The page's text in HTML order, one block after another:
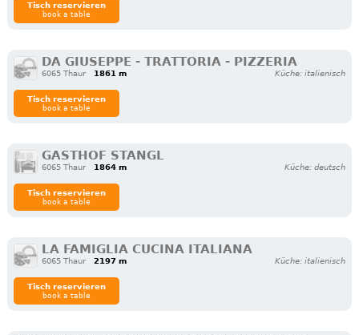
Tisch reservieren
book a table
DA GIUSEPPE - TRATTORIA - PIZZERIA
6065 Thaur 1861 m Küche: italienisch
Tisch reservieren
book a table
GASTHOF STANGL
6065 Thaur 1864 m Küche: deutsch
Tisch reservieren
book a table
LA FAMIGLIA CUCINA ITALIANA
6065 Thaur 2197 m Küche: italienisch
Tisch reservieren
book a table